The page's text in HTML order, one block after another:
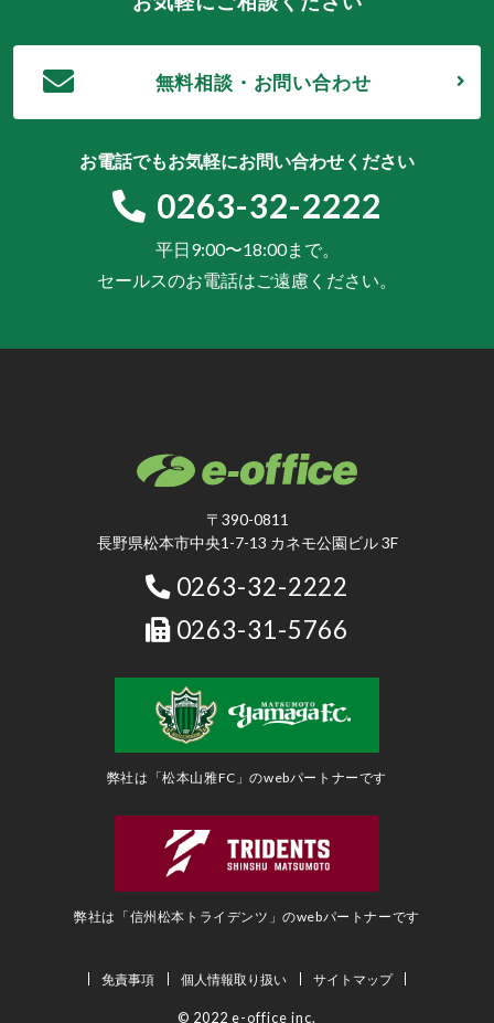
無料相談・お問い合わせ
お電話でもお気軽にお問い合わせください
0263-32-2222
平日9:00〜18:00まで。
セールスのお電話はご遠慮ください。
〒390-0811
長野県松本市中央1-7-13 カネモ公園ビル 3F
0263-32-2222
0263-31-5766
弊社は「松本山雅FC」のwebパートナーです
弊社は「信州松本トライデンツ」のwebパートナーです
免責事項 個人情報取り扱い サイトマップ
© 2022 e-office inc.